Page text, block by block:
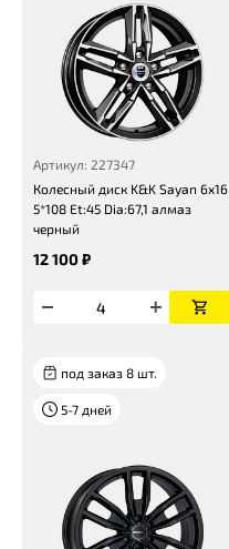
Артикул: 227347
Колесный диск K&K Sayan 6x16
5*108 Et:45 Dia:67,1 алмаз
черный
12 100 ₽
под заказ 8 шт.
5-7 дней